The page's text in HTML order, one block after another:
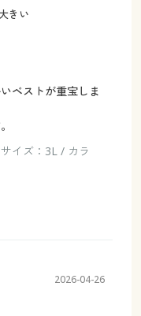
きい
ベストが重宝しま
イズ：3L / カラ
2026-04-26